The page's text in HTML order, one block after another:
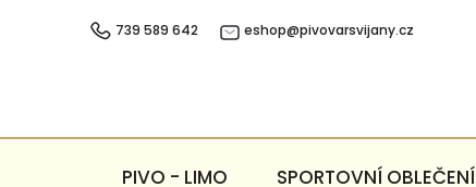
739 589 642 eshop@pivovarsvijany.cz
PIVO - LIMO SPORTOVNÍ OBLEČENÍ